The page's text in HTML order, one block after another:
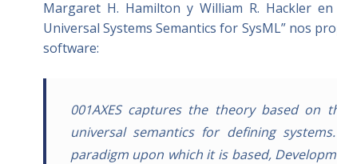
Margaret H. Hamilton y William R. Hackler
Universal Systems Semantics for SysML” nos
software:
001AXES captures the theory based on
universal semantics for defining
paradigm upon which it is based,